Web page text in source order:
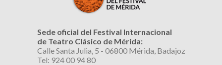
Sede oficial del Festival Internacional
de Teatro Clásico de Mérida:
Calle Santa Julia, 5 - 06800 Mérida, Badajoz
Tel: 924 00 94 80